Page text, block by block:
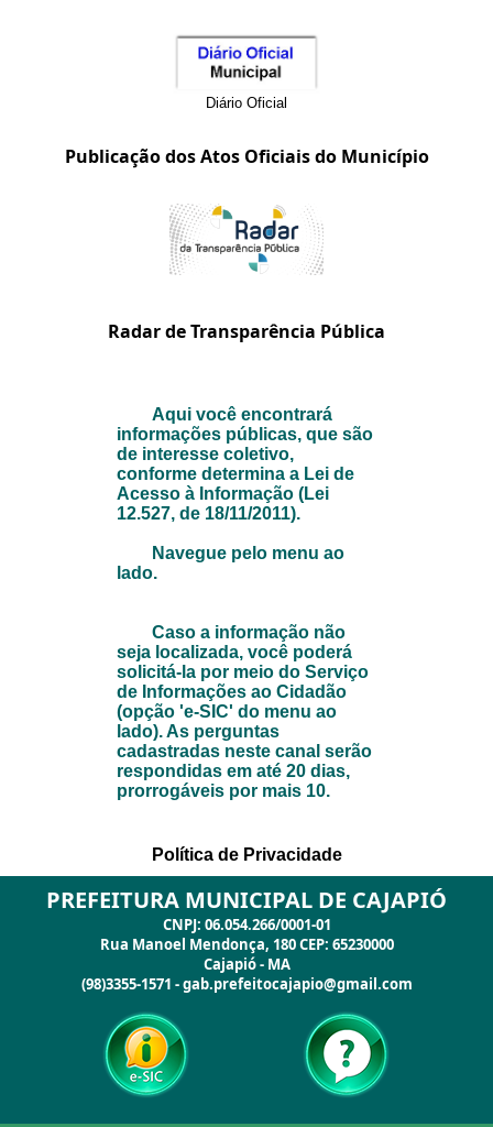
PREFEITURA MUNICIPAL DE CAJAPIÓ
CNPJ: 06.054.266/0001-01
Rua Manoel Mendonça, 180 CEP: 65230000
Cajapió - MA
(98)3355-1571 - gab.prefeitocajapio@gmail.com